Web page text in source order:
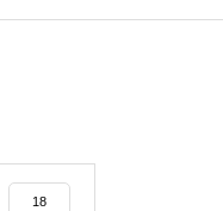
18